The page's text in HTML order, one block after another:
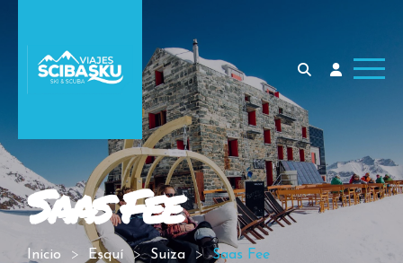
Saas Fee
Inicio Esquí Suiza Saas Fee